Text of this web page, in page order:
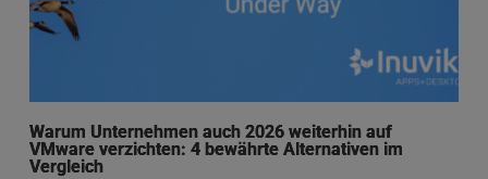
Warum Unternehmen auch 2026 weiterhin auf
VMware verzichten: 4 bewährte Alternativen im
Vergleich